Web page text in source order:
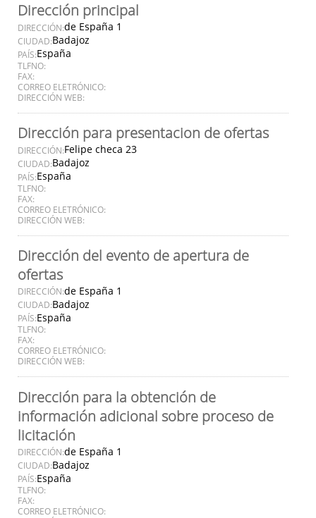
Dirección principal
DIRECCIÓN:de España 1
CIUDAD:Badajoz
PAÍS:España
TLFNO:
FAX:
CORREO ELETRÓNICO:
DIRECCIÓN WEB:
Dirección para presentacion de ofertas
DIRECCIÓN:Felipe checa 23
CIUDAD:Badajoz
PAÍS:España
TLFNO:
FAX:
CORREO ELETRÓNICO:
DIRECCIÓN WEB:
Dirección del evento de apertura de
ofertas
DIRECCIÓN:de España 1
CIUDAD:Badajoz
PAÍS:España
TLFNO:
FAX:
CORREO ELETRÓNICO:
DIRECCIÓN WEB:
Dirección para la obtención de
información adicional sobre proceso de
licitación
DIRECCIÓN:de España 1
CIUDAD:Badajoz
PAÍS:España
TLFNO:
FAX:
CORREO ELETRÓNICO: